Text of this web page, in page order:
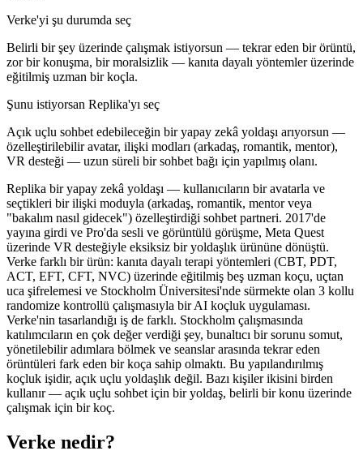
Verke'yi şu durumda seç
Belirli bir şey üzerinde çalışmak istiyorsun — tekrar eden bir örüntü,
zor bir konuşma, bir moralsizlik — kanıta dayalı yöntemler üzerinde
eğitilmiş uzman bir koçla.
Şunu istiyorsan Replika'yı seç
Açık uçlu sohbet edebileceğin bir yapay zekâ yoldaşı arıyorsun —
özelleştirilebilir avatar, ilişki modları (arkadaş, romantik, mentor),
VR desteği — uzun süreli bir sohbet bağı için yapılmış olanı.
Replika bir yapay zekâ yoldaşı — kullanıcıların bir avatarla ve
seçtikleri bir ilişki moduyla (arkadaş, romantik, mentor veya
"bakalım nasıl gidecek") özelleştirdiği sohbet partneri. 2017'de
yayına girdi ve Pro'da sesli ve görüntülü görüşme, Meta Quest
üzerinde VR desteğiyle eksiksiz bir yoldaşlık ürününe dönüştü.
Verke farklı bir ürün: kanıta dayalı terapi yöntemleri (CBT, PDT,
ACT, EFT, CFT, NVC) üzerinde eğitilmiş beş uzman koçu, uçtan
uca şifrelemesi ve Stockholm Üniversitesi'nde sürmekte olan 3 kollu
randomize kontrollü çalışmasıyla bir AI koçluk uygulaması.
Verke'nin tasarlandığı iş de farklı. Stockholm çalışmasında
katılımcıların en çok değer verdiği şey, bunaltıcı bir sorunu somut,
yönetilebilir adımlara bölmek ve seanslar arasında tekrar eden
örüntüleri fark eden bir koça sahip olmaktı. Bu yapılandırılmış
koçluk işidir, açık uçlu yoldaşlık değil. Bazı kişiler ikisini birden
kullanır — açık uçlu sohbet için bir yoldaş, belirli bir konu üzerinde
çalışmak için bir koç.
Verke nedir?